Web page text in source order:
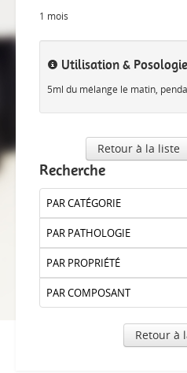
1 mois
Utilisation & Posologie
5ml du mélange le matin,
Retour à la liste
Recherche
PAR CATÉGORIE
PAR PATHOLOGIE
PAR PROPRIÉTÉ
PAR COMPOSANT
Retour à